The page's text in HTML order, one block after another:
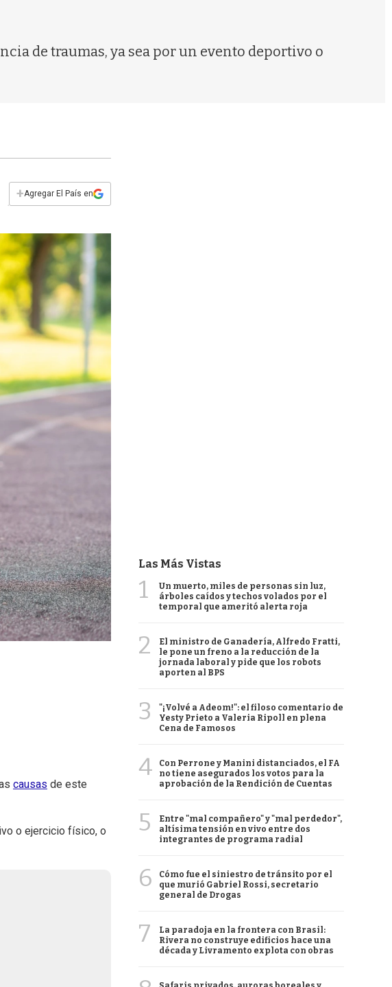
de traumas, ya sea por un evento deportivo o
+Agregar El País en
causas de este
o ejercicio físico, o
Las Más Vistas
1
Un muerto, miles de personas sin luz,
árboles caídos y techos volados por el
temporal que ameritó alerta roja
2
El ministro de Ganadería, Alfredo Fratti,
le pone un freno a la reducción de la
jornada laboral y pide que los robots
aporten al BPS
3
"¡Volvé a Adeom!": el filoso comentario de
Yesty Prieto a Valeria Ripoll en plena
Cena de Famosos
4
Con Perrone y Manini distanciados, el FA
no tiene asegurados los votos para la
aprobación de la Rendición de Cuentas
5
Entre "mal compañero" y "mal perdedor",
altísima tensión en vivo entre dos
integrantes de programa radial
6
Cómo fue el siniestro de tránsito por el
que murió Gabriel Rossi, secretario
general de Drogas
7
La paradoja en la frontera con Brasil:
Rivera no construye edificios hace una
década y Livramento explota con obras